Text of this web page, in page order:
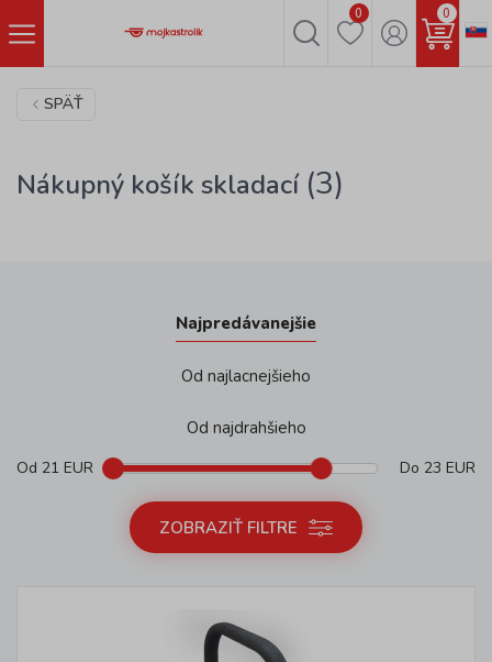
0 0
SPÄŤ
Nákupný košík skladací (3)
Najpredávanejšie
Od najlacnejšieho
Od najdrahšieho
Od 21 EUR Do 23 EUR
ZOBRAZIŤ FILTRE